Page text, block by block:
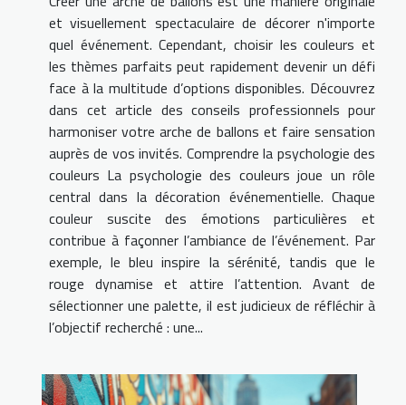
et visuellement spectaculaire de décorer n'importe
quel événement. Cependant, choisir les couleurs et
les thèmes parfaits peut rapidement devenir un défi
face à la multitude d’options disponibles. Découvrez
dans cet article des conseils professionnels pour
harmoniser votre arche de ballons et faire sensation
auprès de vos invités. Comprendre la psychologie des
couleurs La psychologie des couleurs joue un rôle
central dans la décoration événementielle. Chaque
couleur suscite des émotions particulières et
contribue à façonner l’ambiance de l’événement. Par
exemple, le bleu inspire la sérénité, tandis que le
rouge dynamise et attire l’attention. Avant de
sélectionner une palette, il est judicieux de réfléchir à
l’objectif recherché : une...